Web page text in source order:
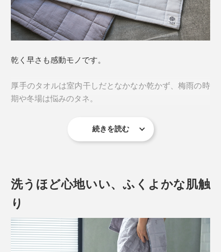
5重ガーゼ生地と比べると、その吸水率はなんと1.75
ルトをかけているから。
乾く早さも感動モノです。
厚手のタオルは室内干しだとなかなか乾かず、梅雨の時
期や冬場は悩みのタネ。
室内干しでもあっという間に乾く『UKIHA』なら、生乾
続きを読む
洗うほど心地いい、ふくよかな肌触
り